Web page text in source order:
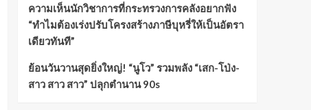
ความเห็นนักวิชาการที่กระทรวงการคลังอยากฟัง
“ทำไมต้องเร่งปรับโครงสร้างภาษีบุหรี่ให้เป็นอัตรา
เดียวทันที”
ย้อนวันวานสุดยิ่งใหญ่! “นูโว” รวมพลัง “เสก-โป่ง-
สาว สาว สาว” ปลุกตำนาน 90s